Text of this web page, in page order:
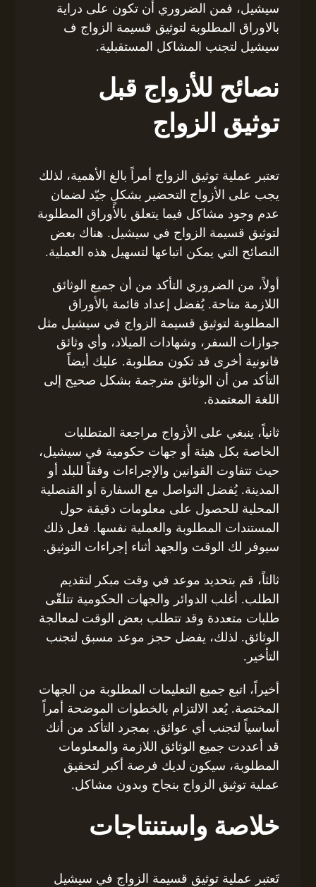
سيشيل، فمن الضروري أن تكون على دراية
بالاوراق المطلوبة لتوثيق قسيمة الزواج ف
سيشيل لتجنب المشاكل المستقبلية.
نصائح للأزواج قبل
توثيق الزواج
تعتبر عملية توثيق الزواج أمراً بالغ الأهمية، لذلك
يجب على الأزواج التحضير بشكلٍ جيّد لضمان
عدم وجود مشاكل فيما يتعلق بالأوراق المطلوبة
لتوثيق قسيمة الزواج في سيشيل. هناك بعض
النصائح التي يمكن اتباعها لتسهيل هذه العملية.
أولاً، من الضروري التأكد من أن جميع الوثائق
اللازمة متاحة. يُفضل إعداد قائمة بالأوراق
المطلوبة لتوثيق قسيمة الزواج في سيشيل مثل
جوازات السفر، وشهادات الميلاد، وأي وثائق
قانونية أخرى قد تكون مطلوبة. عليك أيضاً
التأكد من أن الوثائق مترجمة بشكل صحيح إلى
اللغة المعتمدة.
ثانياً، ينبغي على الأزواج مراجعة المتطلبات
الخاصة بكل هيئة أو جهات حكومية في سيشيل،
حيث تتفاوت القوانين والإجراءات وفقاً للبلد أو
المدينة. يُفضل التواصل مع السفارة أو القنصلية
المحلية للحصول على معلومات دقيقة حول
المستندات المطلوبة والعملية نفسها. فعل ذلك
سيوفر لك الوقت والجهد أثناء إجراءات التوثيق.
ثالثاً، قم بتحديد موعد في وقت مبكر لتقديم
الطلب. أغلب الدوائر والجهات الحكومية تتلقّى
طلبات متعددة وقد تتطلب بعض الوقت لمعالجة
الوثائق. لذلك، يفضل حجز موعد مسبق لتجنب
التأخير.
أخيراً، اتبع جميع التعليمات المطلوبة من الجهات
المختصة. يُعد الالتزام بالخطوات الموضحة أمراً
أساسياً لتجنب أي عوائق. بمجرد التأكد من أنك
قد أعددت جميع الوثائق اللازمة والمعلومات
المطلوبة، سيكون لديك فرصة أكبر لتحقيق
عملية توثيق الزواج بنجاح وبدون مشاكل.
خلاصة واستنتاجات
تَعتبر عملية توثيق قسيمة الزواج في سيشيل